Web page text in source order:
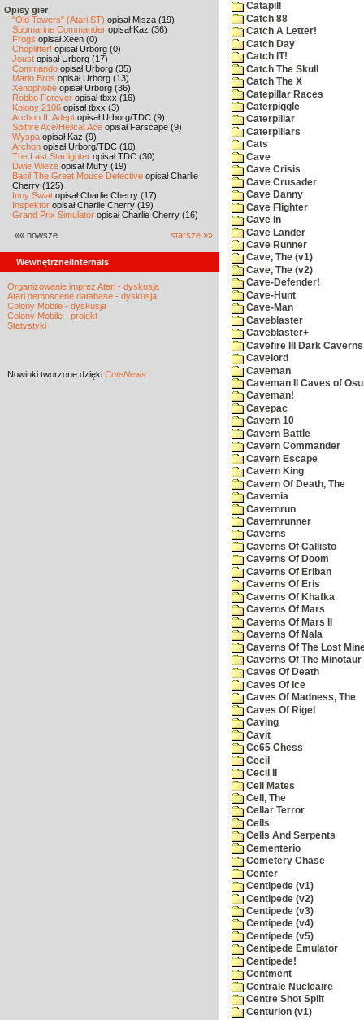
Opisy gier
"Old Towers" (Atari ST) opisał Misza (19)
Submarine Commander opisał Kaz (36)
Frogs opisał Xeen (0)
Choplifter! opisał Urborg (0)
Joust opisał Urborg (17)
Commando opisał Urborg (35)
Mario Bros opisał Urborg (13)
Xenophobe opisał Urborg (36)
Robbo Forever opisał tbxx (16)
Kolony 2106 opisał tbxx (3)
Archon II: Adept opisał Urborg/TDC (9)
Spitfire Ace/Hellcat Ace opisał Farscape (9)
Wyspa opisał Kaz (9)
Archon opisał Urborg/TDC (16)
The Last Starfighter opisał TDC (30)
Dwie Wieże opisał Muffy (19)
Basil The Great Mouse Detective opisał Charlie
Cherry (125)
Inny Świat opisał Charlie Cherry (17)
Inspektor opisał Charlie Cherry (19)
Grand Prix Simulator opisał Charlie Cherry (16)
«« nowsze starsze »»
Wewnętrzne/Internals
Organizowanie imprez Atari - dyskusja
Atari demoscene database - dyskusja
Colony Mobile - dyskusja
Colony Mobile - projekt
Statystyki
Nowinki tworzone dzięki CuteNews
Catapill
Catch 88
Catch A Letter!
Catch Day
Catch IT!
Catch The Skull
Catch The X
Catepillar Races
Caterpiggle
Caterpillar
Caterpillars
Cats
Cave
Cave Crisis
Cave Crusader
Cave Danny
Cave Flighter
Cave In
Cave Lander
Cave Runner
Cave, The (v1)
Cave, The (v2)
Cave-Defender!
Cave-Hunt
Cave-Man
Caveblaster
Caveblaster+
Cavefire III Dark Caverns
Cavelord
Caveman
Caveman II Caves of
Caveman!
Cavepac
Cavern 10
Cavern Battle
Cavern Commander
Cavern Escape
Cavern King
Cavern Of Death, The
Cavernia
Cavernrun
Cavernrunner
Caverns
Caverns Of Callisto
Caverns Of Doom
Caverns Of Eriban
Caverns Of Eris
Caverns Of Khafka
Caverns Of Mars
Caverns Of Mars II
Caverns Of Nala
Caverns Of The Lost
Caverns Of The Minotaur
Caves Of Death
Caves Of Ice
Caves Of Madness, The
Caves Of Rigel
Caving
Cavit
Cc65 Chess
Cecil
Cecil II
Cell Mates
Cell, The
Cellar Terror
Cells
Cells And Serpents
Cementerio
Cemetery Chase
Center
Centipede (v1)
Centipede (v2)
Centipede (v3)
Centipede (v4)
Centipede (v5)
Centipede Emulator
Centipede!
Centment
Centrale Nucleaire
Centre Shot Split
Centurion (v1)